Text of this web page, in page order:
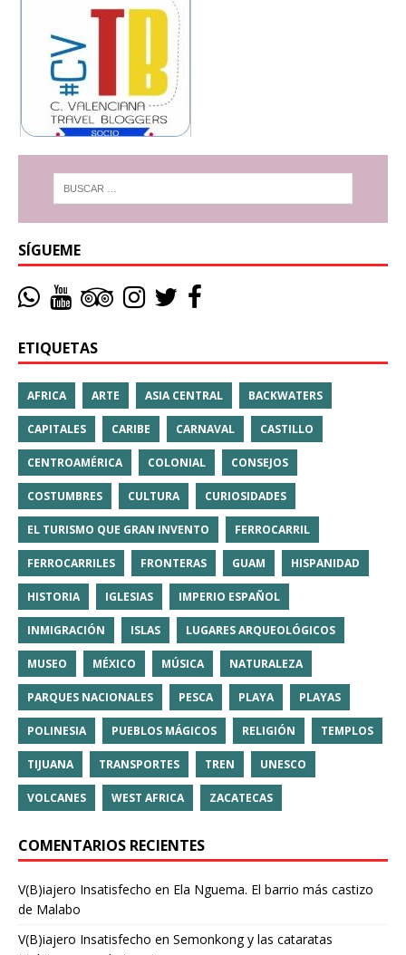
SÍGUEME
ETIQUETAS
AFRICA ARTE ASIA CENTRAL BACKWATERS
CAPITALES CARIBE CARNAVAL CASTILLO
CENTROAMÉRICA COLONIAL CONSEJOS
COSTUMBRES CULTURA CURIOSIDADES
EL TURISMO QUE GRAN INVENTO FERROCARRIL
FERROCARRILES FRONTERAS GUAM HISPANIDAD
HISTORIA IGLESIAS IMPERIO ESPAÑOL
INMIGRACIÓN ISLAS LUGARES ARQUEOLÓGICOS
MUSEO MÉXICO MÚSICA NATURALEZA
PARQUES NACIONALES PESCA PLAYA PLAYAS
POLINESIA PUEBLOS MÁGICOS RELIGIÓN TEMPLOS
TIJUANA TRANSPORTES TREN UNESCO
VOLCANES WEST AFRICA ZACATECAS
COMENTARIOS RECIENTES
V(B)iajero Insatisfecho en Ela Nguema. El barrio más castizo
de Malabo
V(B)iajero Insatisfecho en Semonkong y las cataratas